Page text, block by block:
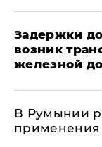
Задержки
возник
железной
В Румынии